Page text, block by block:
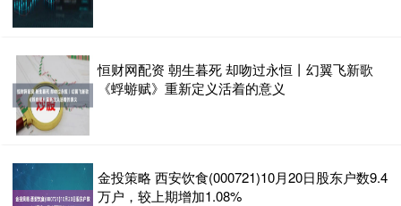
恒财网配资 朝生暮死 却吻过永恒丨幻翼飞新歌
《蜉蝣赋》重新定义活着的意义
金投策略 西安饮食(000721)10月20日股东户数9.4
万户，较上期增加1.08%